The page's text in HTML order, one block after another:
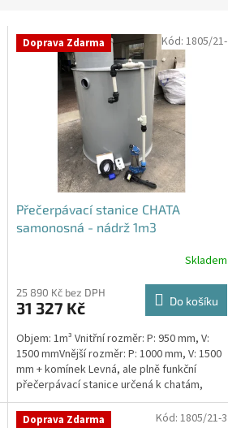
Doprava Zdarma
Přečerpávací stanice CHATA
samonosná - nádrž 1m3
produktu
je
z
5
hvězdiček.
Skladem
25 890 Kč bez DPH
31 327 Kč Do košíku
Objem: 1m³ Vnitřní rozměr: P: 950 mm, V:
1500 mmVnější rozměr: P: 1000 mm, V: 1500
mm + komínek Levná, ale plně funkční
přečerpávací stanice určená k chatám,
zahradám, sklepům,...
Kód: 1805/21-
Doprava Zdarma Kód: 1805/21-3